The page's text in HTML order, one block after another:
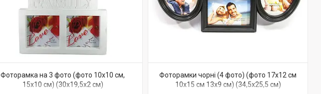
Фоторамка на 3 фото (фото 10х10 см,
15х10 см) (30х19,5х2 см)
Фоторамки чорні (4 фото) (фото 17х12 см
10х15 см 13х9 см) (34,5х25,5 см)